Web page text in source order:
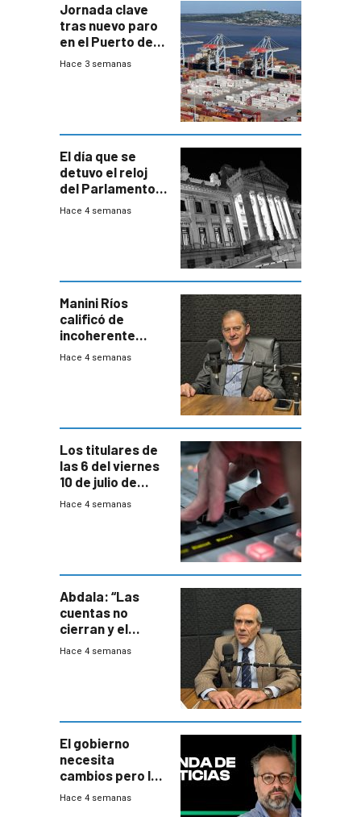
Jornada clave
tras nuevo paro
en el Puerto de
Montevideo
Hace 3 semanas
El día que se
detuvo el reloj
del Parlamento
para negociar
Hace 4 semanas
Manini Ríos
calificó de
incoherente
decisión de
Hace 4 semanas
Los titulares de
las 6 del viernes
10 de julio de
2026
Hace 4 semanas
Abdala: “Las
cuentas no
cierran y el
balance del
Hace 4 semanas
El gobierno
necesita
cambios pero los
ministros tienen
Hace 4 semanas